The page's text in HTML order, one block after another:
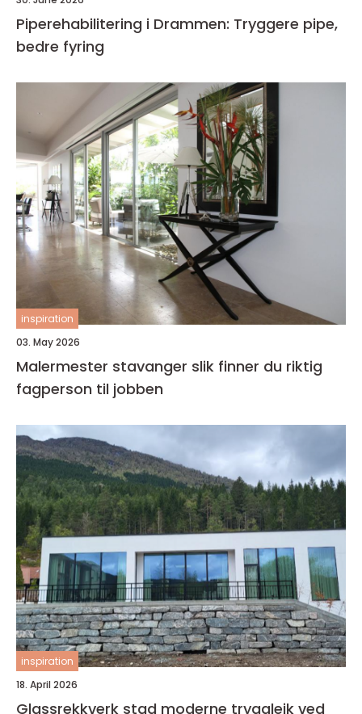
Piperehabilitering i Drammen: Tryggere pipe,
bedre fyring
inspiration
03. May 2026
Malermester stavanger slik finner du riktig
fagperson til jobben
inspiration
18. April 2026
Glassrekkverk stad moderne tryggleik ved